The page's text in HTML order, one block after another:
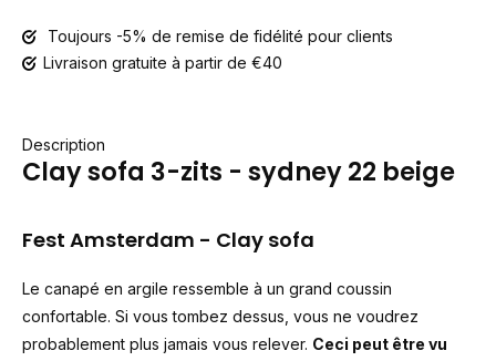
Toujours -5% de remise de fidélité pour clients
Livraison gratuite à partir de €40
Description
Clay sofa 3-zits - sydney 22 beige
Fest Amsterdam - Clay sofa
Le canapé en argile ressemble à un grand coussin
confortable. Si vous tombez dessus, vous ne voudrez
probablement plus jamais vous relever. Ceci peut être vu